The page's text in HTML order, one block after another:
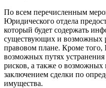
По всем перечисленным
Юридического отдела
который будет содержать
существующих и возможных
правовом плане. Кроме
возможных путях
рисков, а также о возможных
заключением сделки по
имущества.